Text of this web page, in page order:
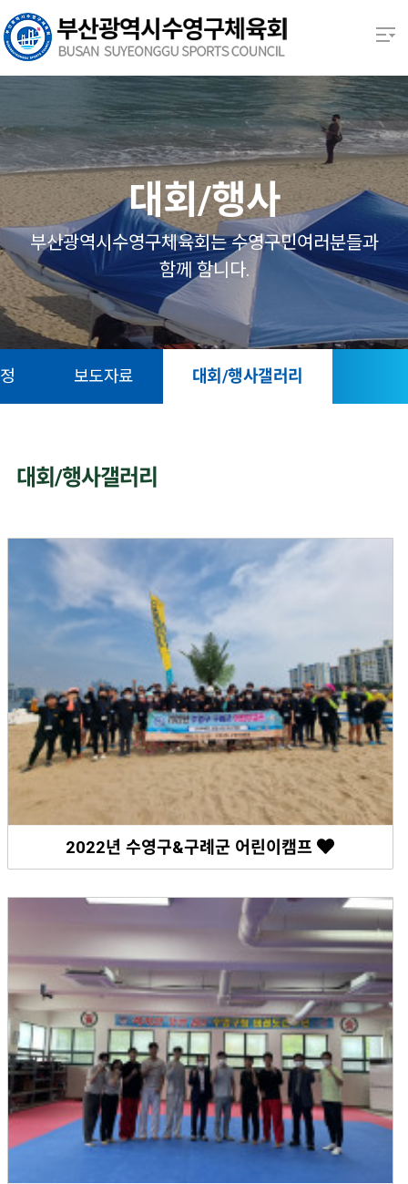
본문 바로가기
열기
열기
열기
열기
열기
대회/행사
부산광역시수영구체육회는 수영구민여러분들과
함께 함니다.
보도자료 대회/행사갤러리
대회/행사갤러리
2022년 수영구&구례군 어린이캠프